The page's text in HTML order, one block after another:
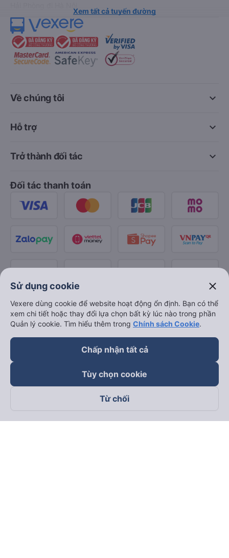
Xem tất cả tuyến đường
keyboard_arrow_down
Về chúng tôi
keyboard_arrow_down
Hỗ trợ
keyboard_arrow_down
Trở thành đối tác
Đối tác thanh toán
Theo dõi chúng tôi trên
Sử dụng cookie close
Vexere dùng cookie để website hoạt động ổn định. Bạn có thể
xem chi tiết hoặc thay đổi lựa chọn bất kỳ lúc nào trong phần
Quản lý cookie. Tìm hiểu thêm trong Chính sách Cookie.
Chấp nhận tất cả
Tùy chọn cookie
Từ chối